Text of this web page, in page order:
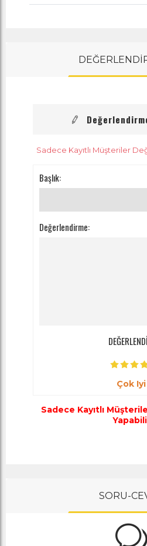
Sadece Kayıtlı Müşteriler
Başlık:
Değerlendirme:
Çok Iyi
Sadece Kayıtlı
SORU-